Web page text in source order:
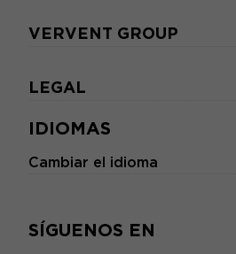
IDIOMAS
Cambiar el idioma
SÍGUENOS EN
VERVENT GROUP
LEGAL